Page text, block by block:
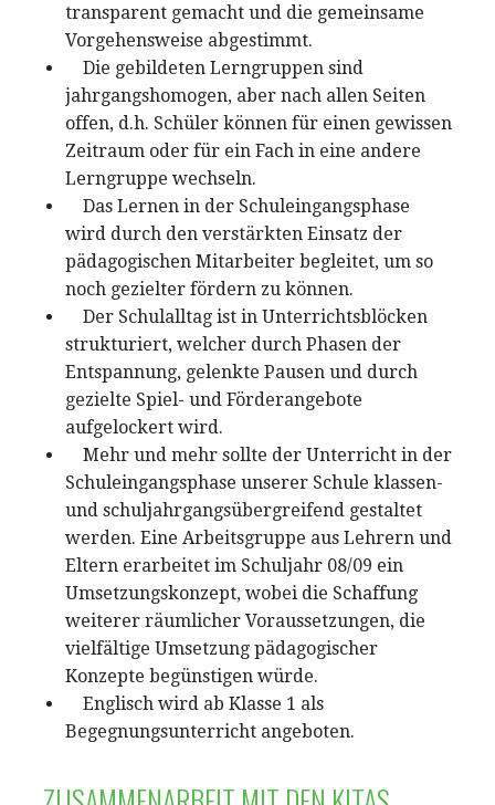
transparent gemacht und die gemeinsame
Vorgehensweise abgestimmt.
Die gebildeten Lerngruppen sind
jahrgangshomogen, aber nach allen Seiten
offen, d.h. Schüler können für einen gewissen
Zeitraum oder für ein Fach in eine andere
Lerngruppe wechseln.
Das Lernen in der Schuleingangsphase
wird durch den verstärkten Einsatz der
pädagogischen Mitarbeiter begleitet, um so
noch gezielter fördern zu können.
Der Schulalltag ist in Unterrichtsblöcken
strukturiert, welcher durch Phasen der
Entspannung, gelenkte Pausen und durch
gezielte Spiel- und Förderangebote
aufgelockert wird.
Mehr und mehr sollte der Unterricht in der
Schuleingangsphase unserer Schule klassen-
und schuljahrgangsübergreifend gestaltet
werden. Eine Arbeitsgruppe aus Lehrern und
Eltern erarbeitet im Schuljahr 08/09 ein
Umsetzungskonzept, wobei die Schaffung
weiterer räumlicher Voraussetzungen, die
vielfältige Umsetzung pädagogischer
Konzepte begünstigen würde.
Englisch wird ab Klasse 1 als
Begegnungsunterricht angeboten.